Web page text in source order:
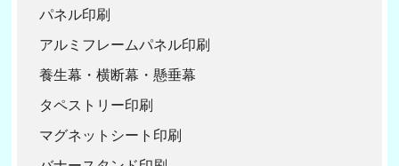
パネル印刷
アルミフレームパネル印刷
養生幕・横断幕・懸垂幕
タペストリー印刷
マグネットシート印刷